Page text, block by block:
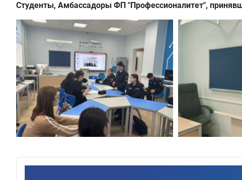
Студенты, Амбассадоры ФП "Профессионалитет",